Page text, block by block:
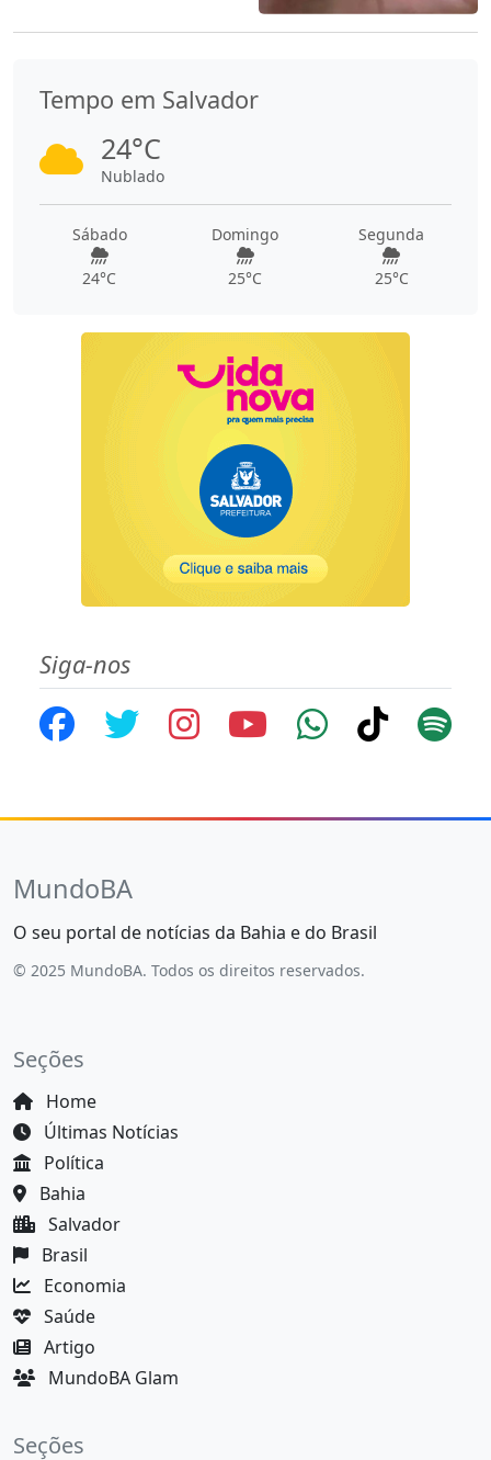
Tempo em Salvador
24°C
Nublado
Sábado
24°C
Domingo
25°C
Segunda
25°C
Siga-nos
MundoBA
O seu portal de notícias da Bahia e do Brasil
© 2025 MundoBA. Todos os direitos reservados.
Seções
Home
Últimas Notícias
Política
Bahia
Salvador
Brasil
Economia
Saúde
Artigo
MundoBA Glam
Seções